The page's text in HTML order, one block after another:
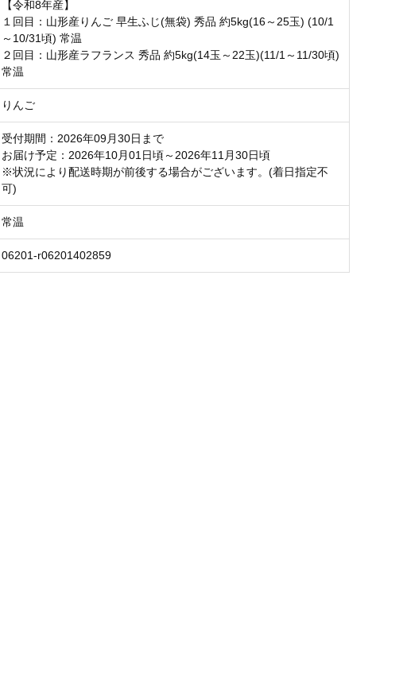
【令和8年産】
１回目：山形産りんご 早生ふじ(無袋) 秀品 約5kg(16～25玉) (10/1
～10/31頃) 常温
２回目：山形産ラフランス 秀品 約5kg(14玉～22玉)(11/1～11/30頃)
常温
りんご
受付期間：2026年09月30日まで
お届け予定：2026年10月01日頃～2026年11月30日頃
※状況により配送時期が前後する場合がございます。(着日指定不
可)
常温
06201-r06201402859